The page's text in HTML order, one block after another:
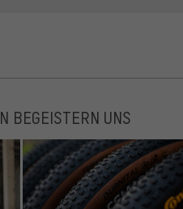
BEGEISTERN UNS